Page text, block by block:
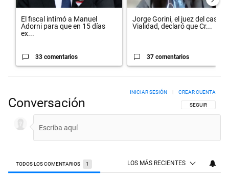
El fiscal intimó a Manuel
Adorni para que en 15 días
ex...
33 comentarios
Jorge Gorini, el juez del caso
Vialidad, declaró que Cr...
37 comentarios
Conversación SIGA ESTA
SEGUIR
INICIAR SESIÓN CREAR CUENTA
TODOS LOS COMENTARIOS 1 LOS MÁS RECIENTES